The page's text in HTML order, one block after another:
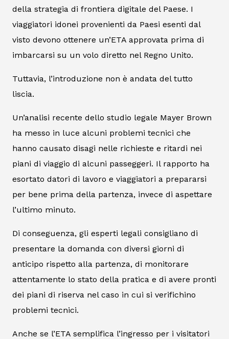
della strategia di frontiera digitale del Paese. I
viaggiatori idonei provenienti da Paesi esenti dal
visto devono ottenere un’ETA approvata prima di
imbarcarsi su un volo diretto nel Regno Unito.
Tuttavia, l’introduzione non è andata del tutto
liscia.
Un’analisi recente dello studio legale Mayer Brown
ha messo in luce alcuni problemi tecnici che
hanno causato disagi nelle richieste e ritardi nei
piani di viaggio di alcuni passeggeri. Il rapporto ha
esortato datori di lavoro e viaggiatori a prepararsi
per bene prima della partenza, invece di aspettare
l’ultimo minuto.
Di conseguenza, gli esperti legali consigliano di
presentare la domanda con diversi giorni di
anticipo rispetto alla partenza, di monitorare
attentamente lo stato della pratica e di avere pronti
dei piani di riserva nel caso in cui si verifichino
problemi tecnici.
Anche se l’ETA semplifica l’ingresso per i visitatori